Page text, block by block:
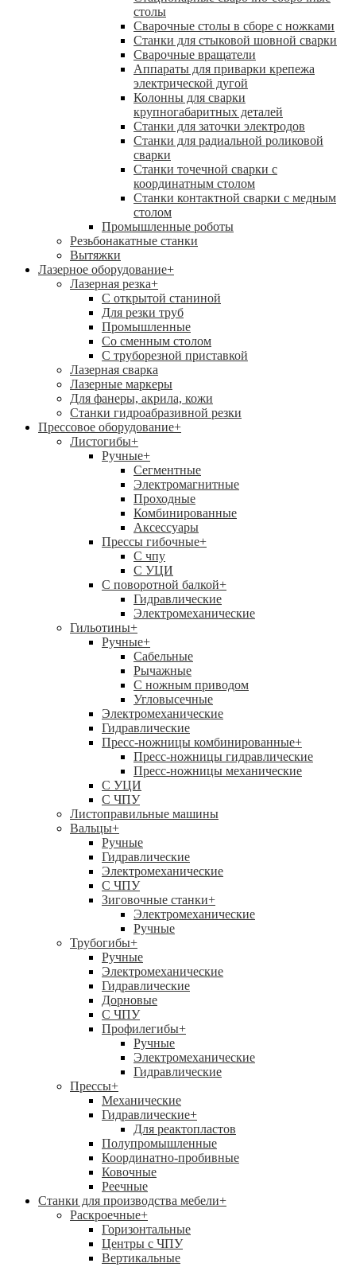
столы
Сварочные столы в сборе с ножками
Станки для стыковой шовной сварки
Сварочные вращатели
Аппараты для приварки крепежа
электрической дугой
Колонны для сварки
крупногабаритных деталей
Станки для заточки электродов
Станки для радиальной роликовой
сварки
Станки точечной сварки с
координатным столом
Станки контактной сварки с медным
столом
Промышленные роботы
Резьбонакатные станки
Вытяжки
Лазерное оборудование+
Лазерная резка+
С открытой станиной
Для резки труб
Промышленные
Со сменным столом
С труборезной приставкой
Лазерная сварка
Лазерные маркеры
Для фанеры, акрила, кожи
Станки гидроабразивной резки
Прессовое оборудование+
Листогибы+
Ручные+
Сегментные
Электромагнитные
Проходные
Комбинированные
Аксессуары
Прессы гибочные+
C чпу
С УЦИ
С поворотной балкой+
Гидравлические
Электромеханические
Гильотины+
Ручные+
Сабельные
Рычажные
С ножным приводом
Угловысечные
Электромеханические
Гидравлические
Пресс-ножницы комбинированные+
Пресс-ножницы гидравлические
Пресс-ножницы механические
С УЦИ
С ЧПУ
Листоправильные машины
Вальцы+
Ручные
Гидравлические
Электромеханические
С ЧПУ
Зиговочные станки+
Электромеханические
Ручные
Трубогибы+
Ручные
Электромеханические
Гидравлические
Дорновые
С ЧПУ
Профилегибы+
Ручные
Электромеханические
Гидравлические
Прессы+
Механические
Гидравлические+
Для реактопластов
Полупромышленные
Координатно-пробивные
Ковочные
Реечные
Станки для производства мебели+
Раскроечные+
Горизонтальные
Центры с ЧПУ
Вертикальные